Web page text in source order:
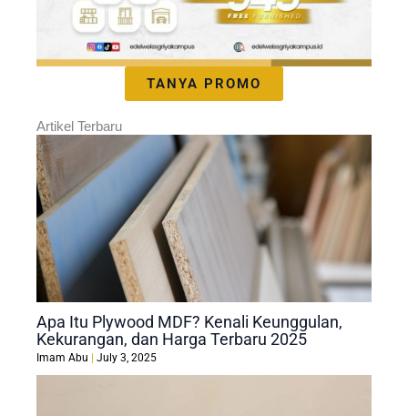
TANYA PROMO
Artikel Terbaru
Apa Itu Plywood MDF? Kenali Keunggulan,
Kekurangan, dan Harga Terbaru 2025
Imam Abu July 3, 2025